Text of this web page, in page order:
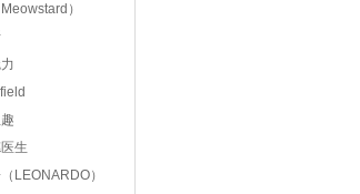
）
）
生
LEONARDO）